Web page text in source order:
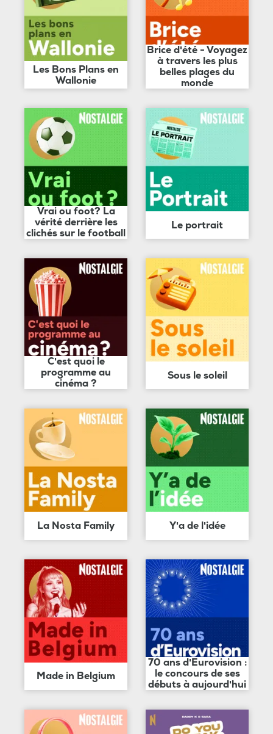
Les Bons Plans en
Wallonie
Brice d'été - Voyagez
à travers les plus
belles plages du
monde
Vrai ou foot? La
vérité derrière les
clichés sur le football
Le portrait
C'est quoi le
programme au
cinéma ?
Sous le soleil
La Nosta Family Y'a de l'idée
Made in Belgium
70 ans d'Eurovision :
le concours de ses
débuts à aujourd'hui